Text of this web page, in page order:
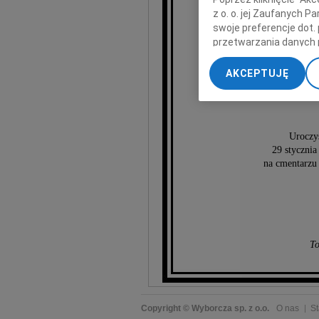
29
na
Copyright © Wyborcza sp. z o.o. O nas
z o. o. jej Zaufanych
swoje preferencje dot.
przetwarzania danych
„Ustawienia
My, nasi Zaufani
dokładnych danych
Przechowywanie
AKCEPTUJĘ